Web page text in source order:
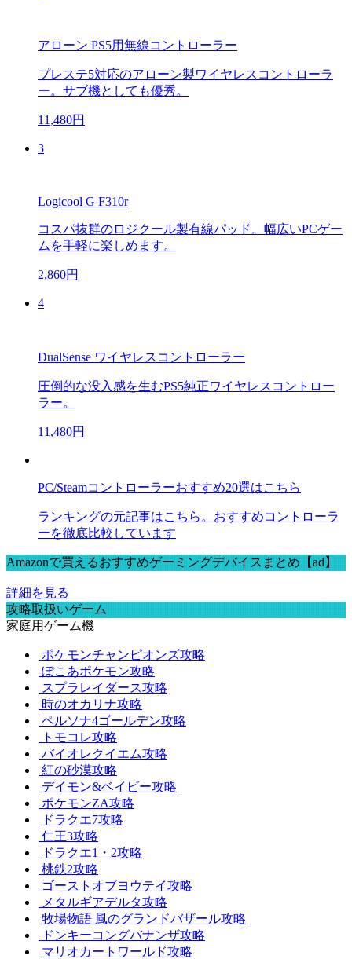
アローン PS5用無線コントローラー
プレステ5対応のアローン製ワイヤレスコントローラ
ー。サブ機としても優秀。
11,480円
3
Logicool G F310r
コスパ抜群のロジクール製有線パッド。幅広いPCゲー
ムを手軽に楽しめます。
2,860円
4
DualSense ワイヤレスコントローラー
圧倒的な没入感を生むPS5純正ワイヤレスコントロー
ラー。
11,480円
PC/Steamコントローラーおすすめ20選はこちら
ランキングの元記事はこちら。おすすめコントローラ
ーを徹底比較しています
Amazonで買えるおすすめゲーミングデバイスまとめ【ad】
詳細を見る
攻略取扱いゲーム
家庭用ゲーム機
ポケモンチャンピオンズ攻略
ぽこあポケモン攻略
スプラレイダース攻略
時のオカリナ攻略
ペルソナ4ゴールデン攻略
トモコレ攻略
バイオレクイエム攻略
紅の砂漠攻略
デイモン&ベイビー攻略
ポケモンZA攻略
ドラクエ7攻略
仁王3攻略
ドラクエ1・2攻略
桃鉄2攻略
ゴーストオブヨウテイ攻略
メタルギアデルタ攻略
牧場物語 風のグランドバザール攻略
ドンキーコングバナンザ攻略
マリオカートワールド攻略